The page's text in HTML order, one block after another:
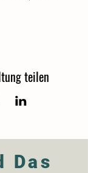
teilen
Das